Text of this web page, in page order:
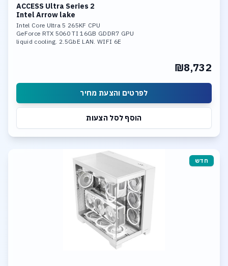
ACCESS Ultra Series 2
Intel Arrow lake
Intel Core Ultra 5 265KF CPU
GeForce RTX 5060 TI 16GB GDDR7 GPU
liquid cooling. 2.5GbE LAN. WIFI 6E
Integrated neural processing unit (NPU)
₪8,732
לפרטים והצעת מחיר
הוסף לסל הצעות
חדש